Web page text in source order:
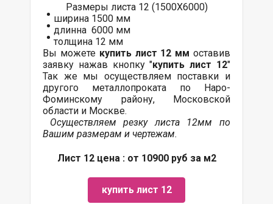
Размеры листа 12 (1500Х6000)
ширина 1500 мм
длинна 6000 мм
толщина 12 мм
Вы можете купить лист 12 мм оставив
заявку нажав кнопку "купить лист 12"
Так же мы осуществляем поставки и
другого металлопроката по Наро-
Фоминскому району, Московской
области и Москве.
Осуществляем резку листа 12мм по
Вашим размерам и чертежам.
Лист 12 цена : от 10900 руб за м2
купить лист 12